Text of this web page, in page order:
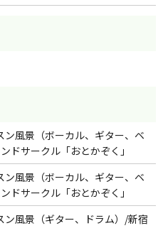
ン風景（ボーカル、ギター、ベ
ドサークル「おとかぞく」
ン風景（ボーカル、ギター、ベ
ドサークル「おとかぞく」
ン風景（ギター、ドラム）/新宿